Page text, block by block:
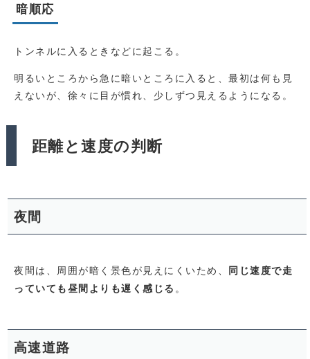
暗順応
トンネルに入るときなどに起こる。
明るいところから急に暗いところに入ると、最初は何も見
えないが、徐々に目が慣れ、少しずつ見えるようになる。
距離と速度の判断
夜間
夜間は、周囲が暗く景色が見えにくいため、 同じ速度で走
っていても昼間よりも遅く感じる 。
高速道路